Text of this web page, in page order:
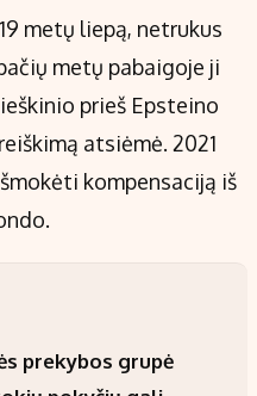
metų liepą, netrukus
metų pabaigoje ji
prieš Epsteino
atsiėmė. 2021
kompensaciją iš
prekybos grupė